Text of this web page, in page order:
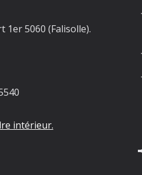
1er 5060 (Falisolle).
intérieur.